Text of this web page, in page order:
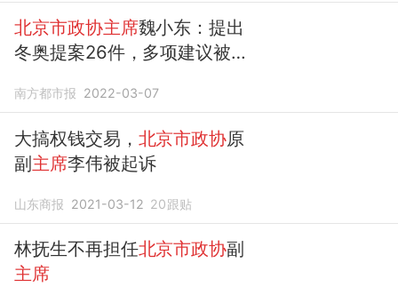
北京市政协主席魏小东：提出
冬奥提案26件，多项建议被采
南方都市报 2022-03-07
大搞权钱交易， 北京市政协原
副主席李伟被起诉
山东商报 2021-03-12 20跟贴
林抚生不再担任北京市政协副
主席